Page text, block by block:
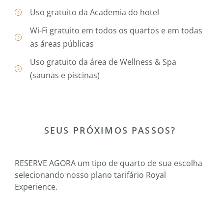
Uso gratuito da Academia do hotel
Wi-Fi gratuito em todos os quartos e em todas
as áreas públicas
Uso gratuito da área de Wellness & Spa
(saunas e piscinas)
SEUS PRÓXIMOS PASSOS?
RESERVE AGORA um tipo de quarto de sua escolha
selecionando nosso plano tarifário Royal
Experience.